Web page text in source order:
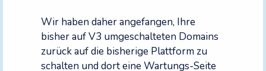
Wir haben daher angefangen, Ihre
bisher auf V3 umgeschalteten Domains
zurück auf die bisherige Plattform zu
schalten und dort eine Wartungs-Seite